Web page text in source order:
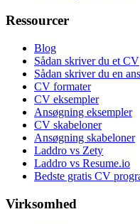
Ressourcer
Blog
Sådan skriver du et CV
Sådan skriver du en
CV formater
CV eksempler
Ansøgning eksempler
CV skabeloner
Ansøgning skabeloner
Laddro vs Zety
Laddro vs Resume.io
Bedste gratis CV
Virksomhed